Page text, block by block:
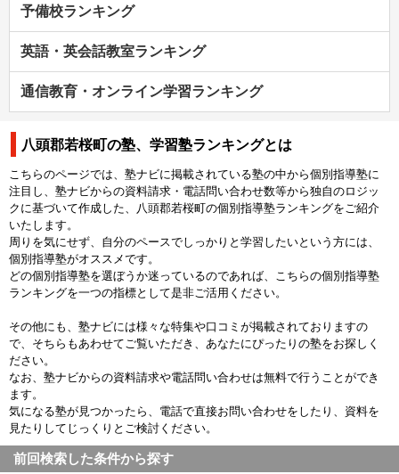
予備校ランキング
英語・英会話教室ランキング
通信教育・オンライン学習ランキング
八頭郡若桜町の塾、学習塾ランキングとは
こちらのページでは、塾ナビに掲載されている塾の中から個別指導塾に
注目し、塾ナビからの資料請求・電話問い合わせ数等から独自のロジッ
クに基づいて作成した、八頭郡若桜町の個別指導塾ランキングをご紹介
いたします。
周りを気にせず、自分のペースでしっかりと学習したいという方には、
個別指導塾がオススメです。
どの個別指導塾を選ぼうか迷っているのであれば、こちらの個別指導塾
ランキングを一つの指標として是非ご活用ください。
その他にも、塾ナビには様々な特集や口コミが掲載されておりますの
で、そちらもあわせてご覧いただき、あなたにぴったりの塾をお探しく
ださい。
なお、塾ナビからの資料請求や電話問い合わせは無料で行うことができ
ます。
気になる塾が見つかったら、電話で直接お問い合わせをしたり、資料を
見たりしてじっくりとご検討ください。
前回検索した条件から探す